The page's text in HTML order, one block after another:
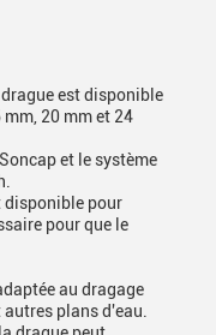
drague est disponible
20 mm et 24
et le système
disponible pour
pour que le
au dragage
plans d'eau.